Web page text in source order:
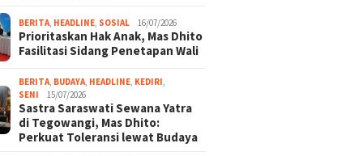
BERITA HEADLINE SOSIAL 16/07/2026
Prioritaskan Hak Anak, Mas Dhito
Fasilitasi Sidang Penetapan Wali
BERITA BUDAYA HEADLINE KEDIRI
SENI
15/07/2026
Sastra Saraswati Sewana Yatra
di Tegowangi, Mas Dhito:
Perkuat Toleransi lewat Budaya